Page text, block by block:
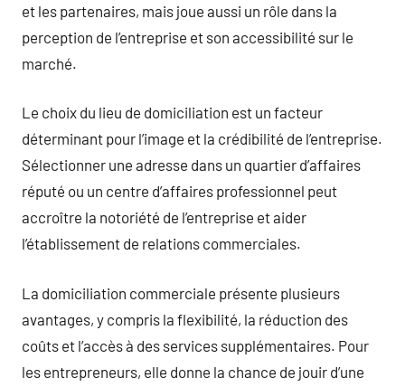
et les partenaires, mais joue aussi un rôle dans la
perception de l’entreprise et son accessibilité sur le
marché.
Le choix du lieu de domiciliation est un facteur
déterminant pour l’image et la crédibilité de l’entreprise.
Sélectionner une adresse dans un quartier d’affaires
réputé ou un centre d’affaires professionnel peut
accroître la notoriété de l’entreprise et aider
l’établissement de relations commerciales.
La domiciliation commerciale présente plusieurs
avantages, y compris la flexibilité, la réduction des
coûts et l’accès à des services supplémentaires. Pour
les entrepreneurs, elle donne la chance de jouir d’une